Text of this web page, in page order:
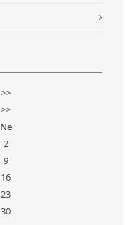
>>
>>
Ne
2
9
16
23
30